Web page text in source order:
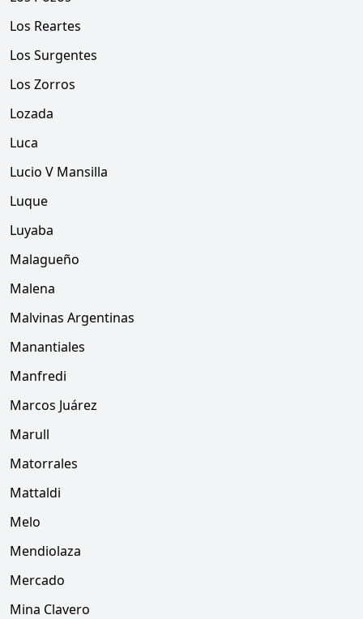
Los Reartes
Los Surgentes
Los Zorros
Lozada
Luca
Lucio V Mansilla
Luque
Luyaba
Malagueño
Malena
Malvinas Argentinas
Manantiales
Manfredi
Marcos Juárez
Marull
Matorrales
Mattaldi
Melo
Mendiolaza
Mercado
Mina Clavero